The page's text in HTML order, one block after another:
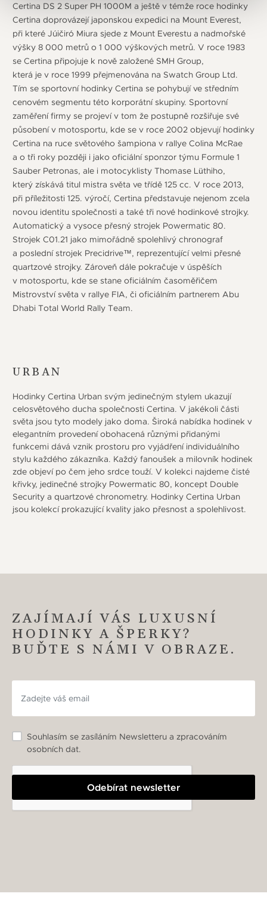
Certina DS 2 Super PH 1000M a ještě v témže roce hodinky
Certina doprovázejí japonskou expedici na Mount Everest,
při které Júičiró Miura sjede z Mount Everestu a nadmořské
výšky 8 000 metrů o 1 000 výškových metrů. V roce 1983
se Certina připojuje k nově založené SMH Group,
která je v roce 1999 přejmenována na Swatch Group Ltd.
Tím se sportovní hodinky Certina se pohybují ve středním
cenovém segmentu této korporátní skupiny. Sportovní
zaměření firmy se projeví v tom že postupně rozšiřuje své
působení v motosportu, kde se v roce 2002 objevují hodinky
Certina na ruce světového šampiona v rallye Colina McRae
a o tři roky později i jako oficiální sponzor týmu Formule 1
Sauber Petronas, ale i motocyklisty Thomase Lüthiho,
který získává titul mistra světa ve třídě 125 cc. V roce 2013,
při příležitosti 125. výročí, Certina představuje nejenom zcela
novou identitu společnosti a také tři nové hodinkové strojky.
Automatický a vysoce přesný strojek Powermatic 80.
Strojek C01.21 jako mimořádně spolehlivý chronograf
a poslední strojek Precidrive™, reprezentující velmi přesné
quartzové strojky. Zároveň dále pokračuje v úspěších
v motosportu, kde se stane oficiálním časoměřičem
Mistrovství světa v rallye FIA, či oficiálním partnerem Abu
Dhabi Total World Rally Team.
URBAN
Hodinky Certina Urban svým jedinečným stylem ukazují
celosvětového ducha společnosti Certina. V jakékoli části
světa jsou tyto modely jako doma. Široká nabídka hodinek v
elegantním provedení obohacená různými přidanými
funkcemi dává vznik prostoru pro vyjádření individuálního
stylu každého zákazníka. Každý fanoušek a milovník hodinek
zde objeví po čem jeho srdce touží. V kolekci najdeme čisté
křivky, jedinečné strojky Powermatic 80, koncept Double
Security a quartzové chronometry. Hodinky Certina Urban
jsou kolekcí prokazující kvality jako přesnost a spolehlivost.
ZAJÍMAJÍ VÁS LUXUSNÍ
HODINKY A ŠPERKY?
BUĎTE S NÁMI V OBRAZE.
Odebírat newsletter
Souhlasím se zasíláním Newsletteru a zpracováním
osobních dat.